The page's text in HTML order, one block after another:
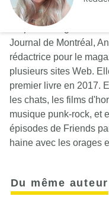
En plus de signer une
Journal de Montréal,
rédactrice pour le
plusieurs sites Web.
premier livre en 2017.
les chats, les films
musique punk-rock, et
épisodes de Friends
haine avec les orages
Du même auteur